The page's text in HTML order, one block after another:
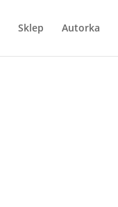
Sklep Autorka